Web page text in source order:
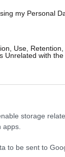
my Personal
Use,
Unrelated with
storage
to be sent to
και οι
της